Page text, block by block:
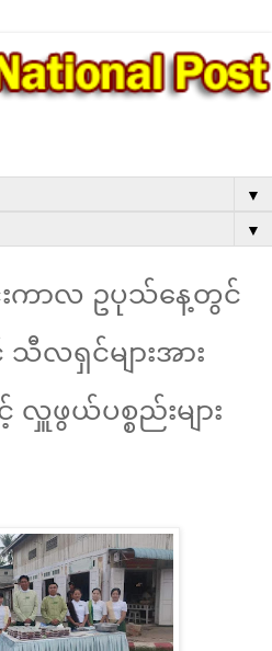
▼
▼
းကာလ ဥပုသ်နေ့တွင်
သီလရှင်များအား
လှူဖွယ်ပစ္စည်းများ